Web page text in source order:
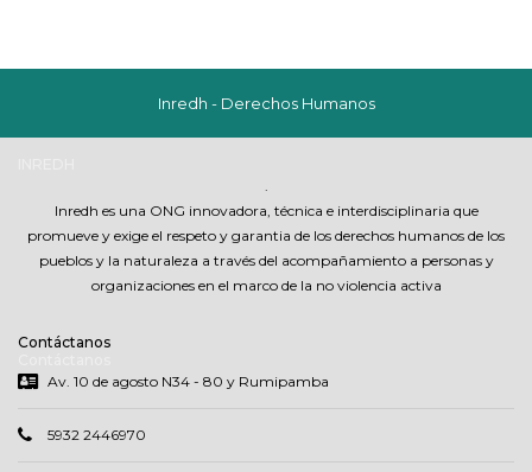
Inredh - Derechos Humanos
.
Inredh es una ONG innovadora, técnica e interdisciplinaria que
promueve y exige el respeto y garantia de los derechos humanos de los
pueblos y la naturaleza a través del acompañamiento a personas y
organizaciones en el marco de la no violencia activa
Contáctanos
Av. 10 de agosto N34 - 80 y Rumipamba
5932 2446970